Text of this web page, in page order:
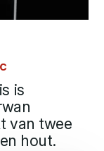
is
van twee
hout.